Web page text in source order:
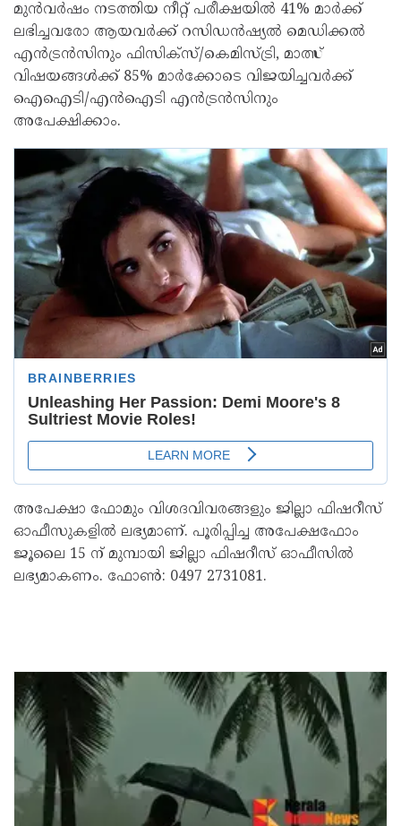
മുൻവർഷം നടത്തിയ നീറ്റ് പരീക്ഷയിൽ 41% മാർക്ക്
ലഭിച്ചവരോ ആയവർക്ക് റസിഡൻഷ്യൽ മെഡിക്കൽ
എൻട്രൻസിനും ഫിസിക്‌സ്/കെമിസ്ട്രി, മാത്സ്
വിഷയങ്ങൾക്ക് 85% മാർക്കോടെ വിജയിച്ചവർക്ക്
ഐഐടി/എൻഐടി എൻട്രൻസിനും
അപേക്ഷിക്കാം.
അപേക്ഷാ ഫോമും വിശദവിവരങ്ങളും ജില്ലാ ഫിഷറീസ്
ഓഫീസുകളിൽ ലഭ്യമാണ്. പൂരിപ്പിച്ച അപേക്ഷഫോം
ജൂലൈ 15 ന് മുമ്പായി ജില്ലാ ഫിഷറീസ് ഓഫീസിൽ
ലഭ്യമാകണം. ഫോൺ: 0497 2731081.